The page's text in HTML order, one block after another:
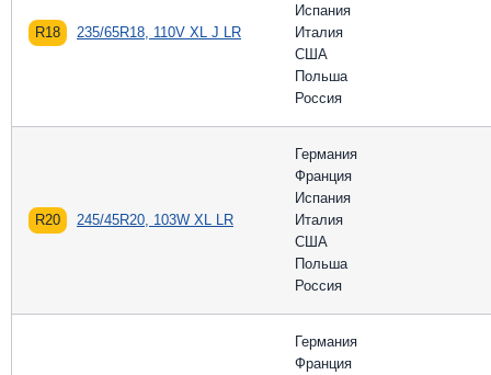
R18 235/65R18, 110V XL J LR
Испания
Италия
США
Польша
Россия
R20 245/45R20, 103W XL LR
Германия
Франция
Испания
Италия
США
Польша
Россия
Германия
Франция